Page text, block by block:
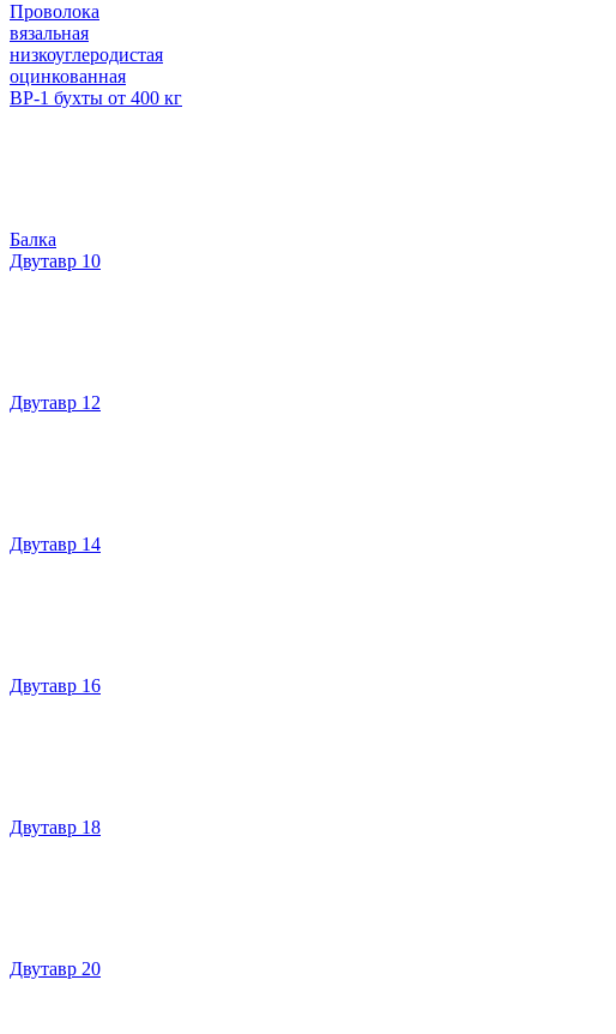
Проволока
вязальная
низкоуглеродистая
оцинкованная
ВР-1 бухты от 400 кг
Балка
Двутавр 10
Двутавр 12
Двутавр 14
Двутавр 16
Двутавр 18
Двутавр 20